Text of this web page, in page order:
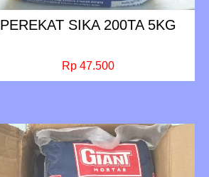
PEREKAT SIKA 200TA 5KG
Rp 47.500